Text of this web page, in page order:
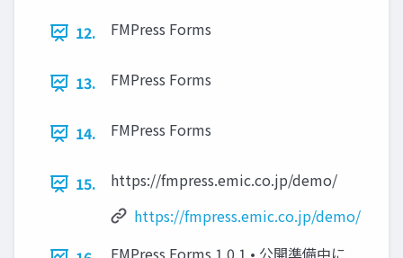
12. FMPress Forms
13. FMPress Forms
14. FMPress Forms
15.
https://fmpress.emic.co.jp/demo/
https://fmpress.emic.co.jp/demo/